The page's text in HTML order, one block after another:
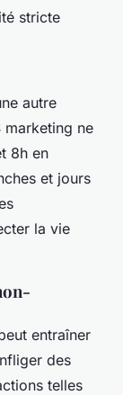
stricte
autre
marketing ne
8h en
et jours
la vie
entraîner
des
telles